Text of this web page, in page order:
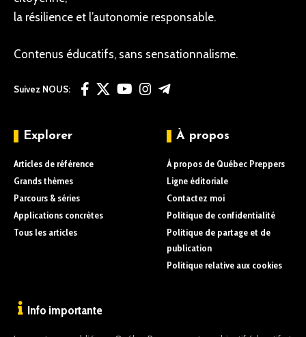
la résilience et l’autonomie responsable.
Contenus éducatifs, sans sensationnalisme.
Suivez NOUS:
Explorer
Articles de référence
Grands thèmes
Parcours & séries
Applications concrètes
Tous les articles
À propos
À propos de Québec Preppers
Ligne éditoriale
Contactez moi
Politique de confidentialité
Politique de partage et de
publication
Politique relative aux cookies
Info importante